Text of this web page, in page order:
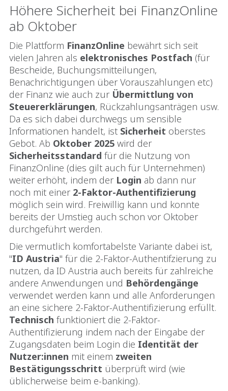
Höhere Sicherheit bei FinanzOnline
ab Oktober
Die Plattform FinanzOnline bewährt sich seit
vielen Jahren als elektronisches Postfach (für
Bescheide, Buchungsmitteilungen,
Benachrichtigungen über Vorauszahlungen etc)
der Finanz wie auch zur Übermittlung von
Steuererklärungen, Rückzahlungsanträgen usw.
Da es sich dabei durchwegs um sensible
Informationen handelt, ist Sicherheit oberstes
Gebot. Ab Oktober 2025 wird der
Sicherheitsstandard für die Nutzung von
FinanzOnline (dies gilt auch für Unternehmen)
weiter erhöht, indem der Login ab dann nur
noch mit einer 2-Faktor-Authentifizierung
möglich sein wird. Freiwillig kann und konnte
bereits der Umstieg auch schon vor Oktober
durchgeführt werden.
Die vermutlich komfortabelste Variante dabei ist,
"ID Austria" für die 2-Faktor-Authentifzierung zu
nutzen, da ID Austria auch bereits für zahlreiche
andere Anwendungen und Behördengänge
verwendet werden kann und alle Anforderungen
an eine sichere 2-Faktor-Authentifizierung erfüllt.
Technisch funktioniert die 2-Faktor-
Authentifizierung indem nach der Eingabe der
Zugangsdaten beim Login die Identität der
Nutzer:innen mit einem zweiten
Bestätigungsschritt überprüft wird (wie
üblicherweise beim e-banking).